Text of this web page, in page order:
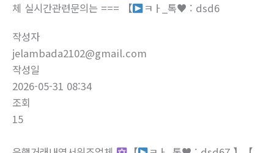
체 실시간관련문의는 === 【
ㅋㅏ_톡♥ : dsd6
작성자
jelambada2102@gmail.com
작성일
2026-05-31 08:34
조회
15